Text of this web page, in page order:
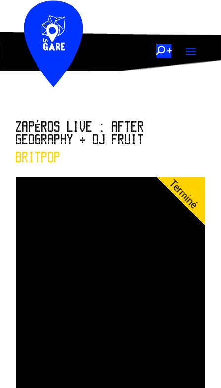
ZAPÉROS LIVE : AFTER
GEOGRAPHY + DJ FRUIT
BRITPOP
Terminé